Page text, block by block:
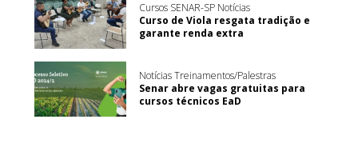
Cursos SENAR-SP Notícias
Curso de Viola resgata tradição e
garante renda extra
Notícias Treinamentos/Palestras
Senar abre vagas gratuitas para
cursos técnicos EaD